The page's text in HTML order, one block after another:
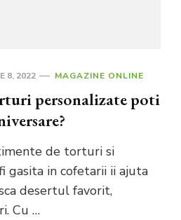
8, 2022 MAGAZINE ONLINE
personalizate poti
de torturi si
gasita in cofetarii ii ajuta
desertul favorit,
Cu …